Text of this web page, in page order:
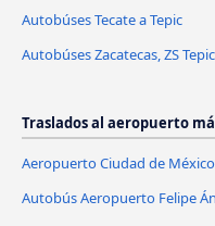
Autobúses Tecate a Tepic
Autobúses Zacatecas, ZS Tepic
Traslados al aeropuerto
Aeropuerto Ciudad de
Autobús Aeropuerto Felipe